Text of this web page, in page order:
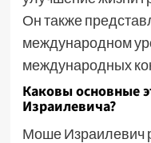
Он также
международном
международных
Каковы основные
Израилевича?
Моше Израилевич